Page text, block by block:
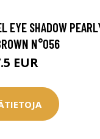
EYE SHADOW
N°056
EUR